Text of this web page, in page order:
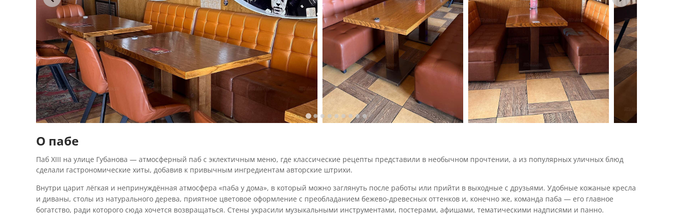
О пабе
Паб XIII на улице Губанова — атмосферный паб с эклектичным меню, где классические рецепты представили в необычном прочтении, а из популярных уличных блюд
сделали гастрономические хиты, добавив к привычным ингредиентам авторские штрихи.
Внутри царит лёгкая и непринуждённая атмосфера «паба у дома», в который можно заглянуть после работы или прийти в выходные с друзьями. Удобные кожаные кресла
и диваны, столы из натурального дерева, приятное цветовое оформление с преобладанием бежево-древесных оттенков и, конечно же, команда паба — его главное
богатство, ради которого сюда хочется возвращаться. Стены украсили музыкальными инструментами, постерами, афишами, тематическими надписями и панно.